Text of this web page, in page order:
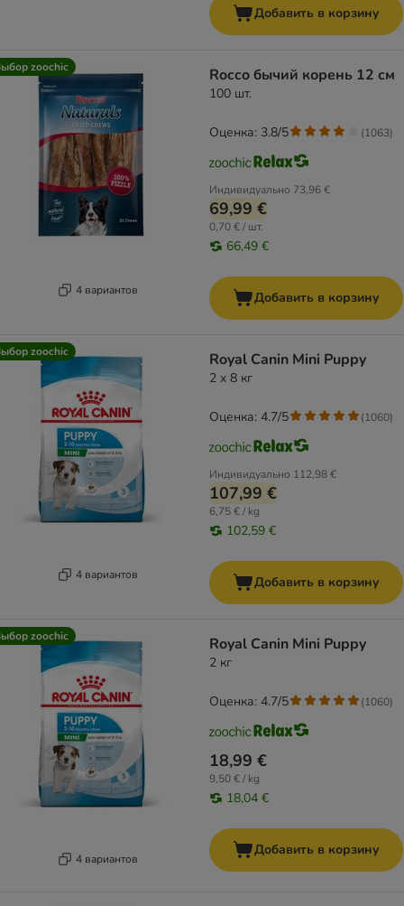
Добавить в корзину
zoochic
4 вариантов
Rocco бычий корень 12 см
100 шт.
Индивидуально 73,96 €
69,99 €
0,70 € / шт.
66,49 €
Оценка: 3.8/5 (1063)
Добавить в корзину
zoochic
4 вариантов
Royal Canin Mini Puppy
2 x 8 кг
Индивидуально 112,98 €
107,99 €
6,75 € / kg
102,59 €
Оценка: 4.7/5 (1060)
Добавить в корзину
zoochic
4 вариантов
Royal Canin Mini Puppy
2 кг
18,99 €
9,50 € / kg
18,04 €
Оценка: 4.7/5 (1060)
Добавить в корзину